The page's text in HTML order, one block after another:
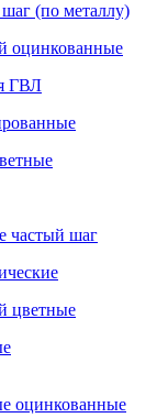
(по металлу)
оцинкованные
ГВЛ
частый шаг
цветные
оцинкованные